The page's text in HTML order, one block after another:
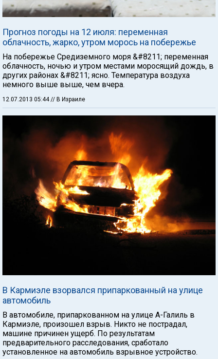
Прогноз погоды на 12 июля: переменная
облачность, жарко, утром морось на побережье
На побережье Средиземного моря &#8211; переменная
облачность, ночью и утром местами моросящий дождь, в
других районах &#8211; ясно. Температура воздуха
немного выше выше, чем вчера.
12.07.2013 05:44 // В Израиле
В Кармиэле взорвался припаркованный на улице
автомобиль
В автомобиле, припаркованном на улице А-Галиль в
Кармиэле, произошел взрыв. Никто не пострадал,
машине причинен ущерб. По результатам
предварительного расследования, сработало
установленное на автомобиль взрывное устройство.